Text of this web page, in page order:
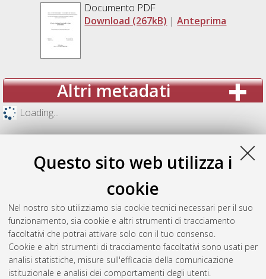
Questo sito web utilizza i
cookie
Nel nostro sito utilizziamo sia cookie tecnici necessari per il suo
funzionamento, sia cookie e altri strumenti di tracciamento
facoltativi che potrai attivare solo con il tuo consenso.
Cookie e altri strumenti di tracciamento facoltativi sono usati per
analisi statistiche, misure sull'efficacia della comunicazione
istituzionale e analisi dei comportamenti degli utenti.
Documento PDF
Download (267kB) |Anteprima
Altri metadati
Loading...
Gestione del documento: